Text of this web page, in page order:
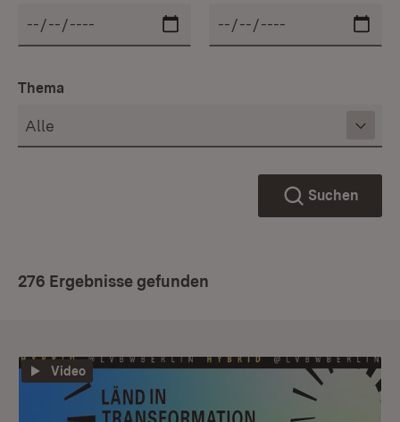
Thema
Suchen
276 Ergebnisse gefunden
Video